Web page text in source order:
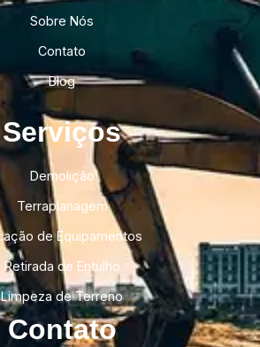
Sobre Nós
Contato
Blog
Serviços
Demolição
Terraplanagem
de Equipamentos
Retirada de Entulho
Limpeza de Terreno
Contato